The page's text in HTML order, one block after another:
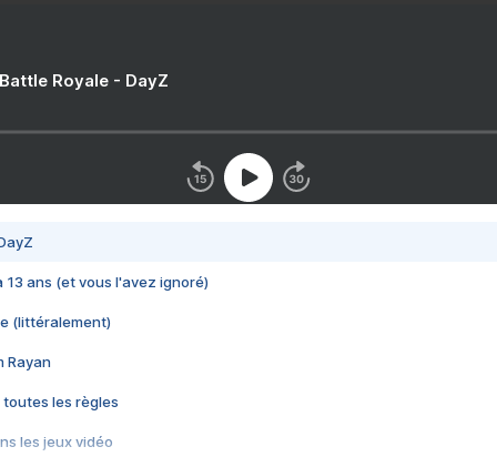
Royale - DayZ
13 ans (et vous l'avez ignoré)
(littéralement)
Rayan
toutes les règles
les jeux vidéo